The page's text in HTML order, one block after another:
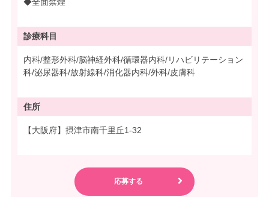
◆全面禁煙
診療科目
内科/整形外科/脳神経外科/循環器内科/リハビリテーション
科/泌尿器科/放射線科/消化器内科/外科/皮膚科
住所
【大阪府】摂津市南千里丘1-32